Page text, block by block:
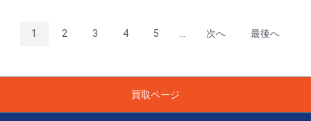
1 2 3 4 5 次へ 最後へ
買取ページ